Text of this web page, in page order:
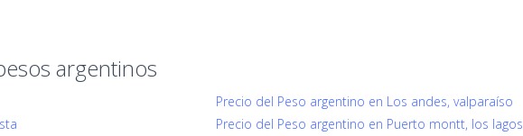
argentinos
Precio del Peso argentino en Los andes, valparaíso
Precio del Peso argentino en Puerto montt, los lagos